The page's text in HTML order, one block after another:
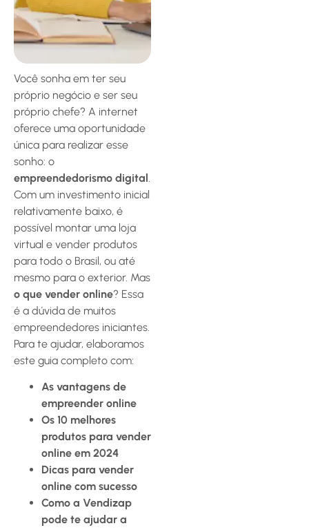
Você sonha em ter seu
próprio negócio e ser seu
próprio chefe? A internet
oferece uma oportunidade
única para realizar esse
sonho: o
empreendedorismo digital.
Com um investimento inicial
relativamente baixo, é
possível montar uma loja
virtual e vender produtos
para todo o Brasil, ou até
mesmo para o exterior. Mas
o que vender online? Essa
é a dúvida de muitos
empreendedores iniciantes.
Para te ajudar, elaboramos
este guia completo com:
As vantagens de
empreender online
Os 10 melhores
produtos para vender
online em 2024
Dicas para vender
online com sucesso
Como a Vendizap
pode te ajudar a